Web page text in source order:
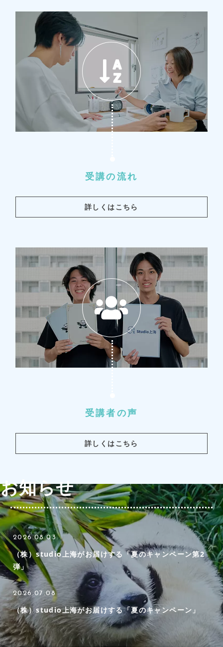
受講の流れ
詳しくはこちら
受講者の声
詳しくはこちら
お知らせ
2026.08.03
（株）studio上海がお届けする「夏のキャンペーン第2
弾」
2026.07.08
（株）studio上海がお届けする「夏のキャンペーン」